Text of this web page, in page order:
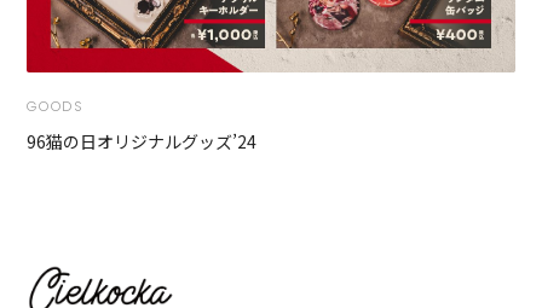
GOODS
96猫の日オリジナルグッズ’24